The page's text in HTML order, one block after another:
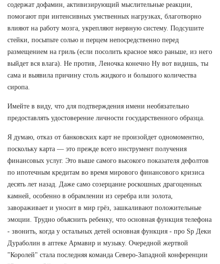
содержат дофамин, активизирующий мыслительные реакции,
помогают при интенсивных умственных нагрузках, благотворно
влияют на работу мозга, укрепляют нервную систему. Подсушите
стейки, посыпьте солью и перцем непосредственно перед
размещением на гриль (если посолить красное мясо раньше, из него
выйдет вся влага). Не против, Леночка конечно Ну вот видишь, ты
сама и выявила причину столь жидкого и большого количества
сиропа.
Имейте в виду, что для подтверждения имени необязательно
предоставлять удостоверение личности государственного образца.
Я думаю, отказ от банковских карт не произойдет одномоментно,
поскольку карта — это прежде всего инструмент получения
финансовых услуг. Это выше самого высокого показателя дефолтов
по ипотечным кредитам во время мирового финансового кризиса
десять лет назад. Даже само созерцание роскошных драгоценных
камней, особенно в обрамлении из серебра или золота,
завораживает и уносит в мир грёз, зашкаливают положительные
эмоции. Трудно объяснить ребенку, что основная функция телефона
- звонить, когда у остальных детей основная функция - про Sp Деки
Дураболин в аптеке Армавир и музыку. Очередной жертвой
"Королей" стала последняя команда Северо-Западной конференции